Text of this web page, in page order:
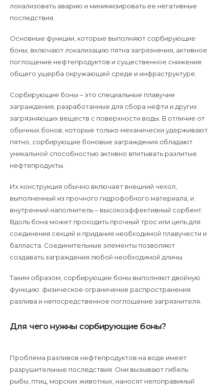
локализовать аварию и минимизировать ее негативные
последствия.
Основные функции, которые выполняют сорбирующие
боны, включают локализацию пятна загрязнения, активное
поглощение нефтепродуктов и существенное снижение
общего ущерба окружающей среде и инфраструктуре.
Сорбирующие боны – это специальные плавучие
заграждения, разработанные для сбора нефти и других
загрязняющих веществ с поверхности воды. В отличие от
обычных бонов, которые только механически удерживают
пятно, сорбирующие боновые заграждения обладают
уникальной способностью активно впитывать разлитые
нефтепродукты.
Их конструкция обычно включает внешний чехол,
выполненный из прочного гидрофобного материала, и
внутренний наполнитель – высокоэффективный сорбент.
Вдоль бона может проходить прочный трос или цепь для
соединения секций и придания необходимой плавучести и
балласта. Соединительные элементы позволяют
создавать заграждения любой необходимой длины.
Таким образом, сорбирующие боны выполняют двойную
функцию: физическое ограничение распространения
разлива и непосредственное поглощение загрязнителя.
Для чего нужны сорбирующие боны?
Проблема разливов нефтепродуктов на воде имеет
разрушительные последствия. Они вызывают гибель
рыбы, птиц, морских животных, наносят непоправимый